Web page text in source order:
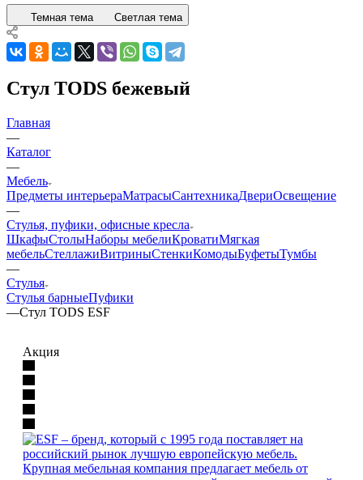
Темная тема Светлая тема
Стул TODS бежевый
Главная
—
Каталог
—
Мебель
Предметы интерьераМатрасыСантехникаДвериОсвещение
—
Стулья, пуфики, офисные кресла
ШкафыСтолыНаборы мебелиКроватиМягкая
мебельСтеллажиВитриныСтенкиКомодыБуфетыТумбы
—
Стулья
Стулья барныеПуфики
—Стул TODS ESF
Акция